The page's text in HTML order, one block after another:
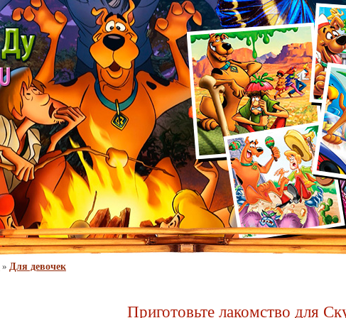
» Для девочек
Приготовьте лакомство для